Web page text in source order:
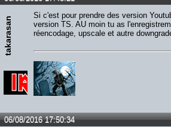
takarasan
Si c'est pour prendre des version
version TS. AU moin tu as
réencodage, upscale et autre
06/08/2016 17:50:34